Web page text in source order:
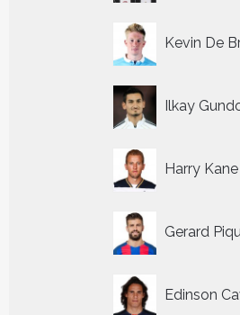
Kevin De
Ilkay
Harry Kane
Gerard
Edinson